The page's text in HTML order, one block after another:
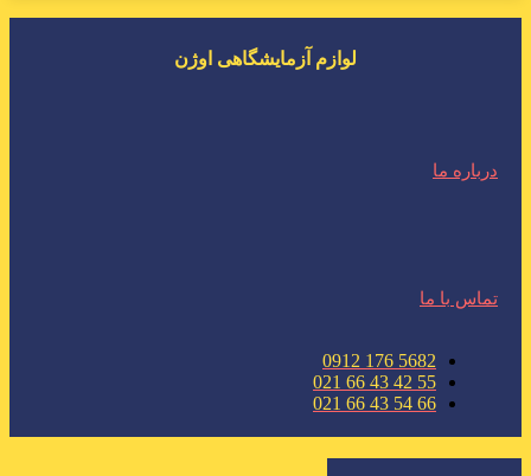
لوازم آزمایشگاهی اوژن
درباره ما
تماس با ما
5682 176 0912
55 42 43 66 021
66 54 43 66 021